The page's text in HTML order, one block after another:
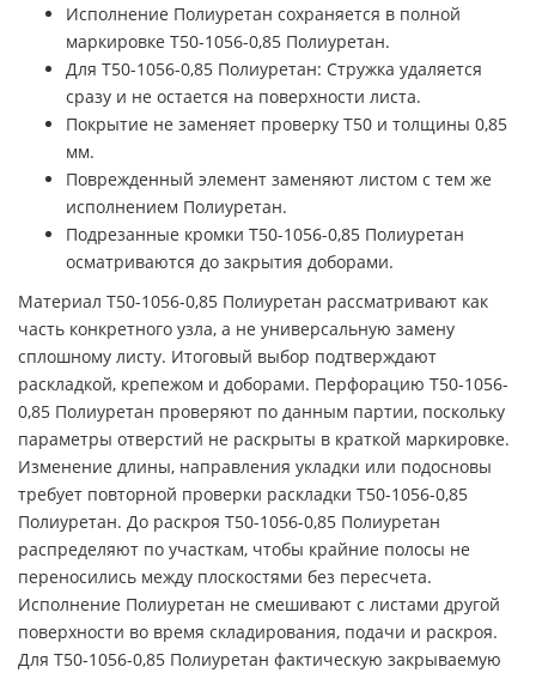
Исполнение Полиуретан сохраняется в полной
маркировке Т50-1056-0,85 Полиуретан.
Для Т50-1056-0,85 Полиуретан: Стружка удаляется
сразу и не остается на поверхности листа.
Покрытие не заменяет проверку Т50 и толщины 0,85
мм.
Поврежденный элемент заменяют листом с тем же
исполнением Полиуретан.
Подрезанные кромки Т50-1056-0,85 Полиуретан
осматриваются до закрытия доборами.
Материал Т50-1056-0,85 Полиуретан рассматривают как
часть конкретного узла, а не универсальную замену
сплошному листу. Итоговый выбор подтверждают
раскладкой, крепежом и доборами. Перфорацию Т50-1056-
0,85 Полиуретан проверяют по данным партии, поскольку
параметры отверстий не раскрыты в краткой маркировке.
Изменение длины, направления укладки или подосновы
требует повторной проверки раскладки Т50-1056-0,85
Полиуретан. До раскроя Т50-1056-0,85 Полиуретан
распределяют по участкам, чтобы крайние полосы не
переносились между плоскостями без пересчета.
Исполнение Полиуретан не смешивают с листами другой
поверхности во время складирования, подачи и раскроя.
Для Т50-1056-0,85 Полиуретан фактическую закрываемую